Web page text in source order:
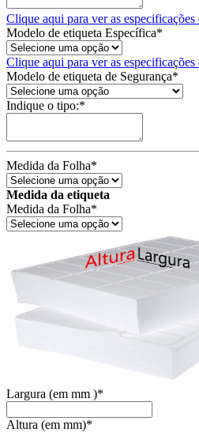
Clique aqui para ver as especificações
Modelo de etiqueta Específica*
Clique aqui para ver as especificações
Modelo de etiqueta de Segurança*
Indique o tipo:*
Medida da Folha*
Medida da etiqueta
Medida da Folha*
Largura (em mm )*
Altura (em mm)*